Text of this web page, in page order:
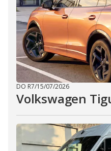
DO R7/15/07/2026
Volkswagen